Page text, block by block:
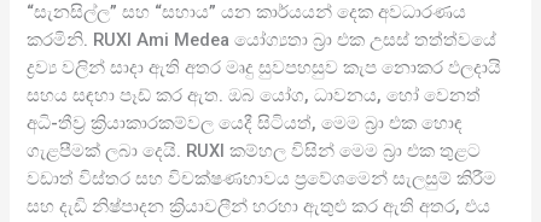
“සැනසිල්ල” සහ “සහාය” යන කාර්යයන් දෙක අවධාරණය
කරමිනි. RUXI Ami Medea යෝග්‍යතා බ්‍රා එක උසස් තත්ත්වයේ
ද්‍රව්‍ය වලින් සාදා ඇති අතර මෘදු සුවපහසුව කැප නොකර ඵලදායි
සහය සඳහා පෑඩ් කර ඇත. ඔබ යෝග, ධාවනය, හෝ වෙනත්
අධි-තීව්‍ර ක්‍රියාකාරකම්වල යෙදී සිටියත්, මෙම බ්‍රා එක හොඳ
ගැළපීමක් ලබා දෙයි. RUXI කම්හල විසින් මෙම බ්‍රා එක තුළට
වඩාත් විස්තර සහ විචක්ෂණභාවය ප්‍රවේශමෙන් සැලසුම් කිරීම
සහ දැඩි නිෂ්පාදන ක්‍රියාවලීන් හරහා ඇතුළු කර ඇති අතර, එය